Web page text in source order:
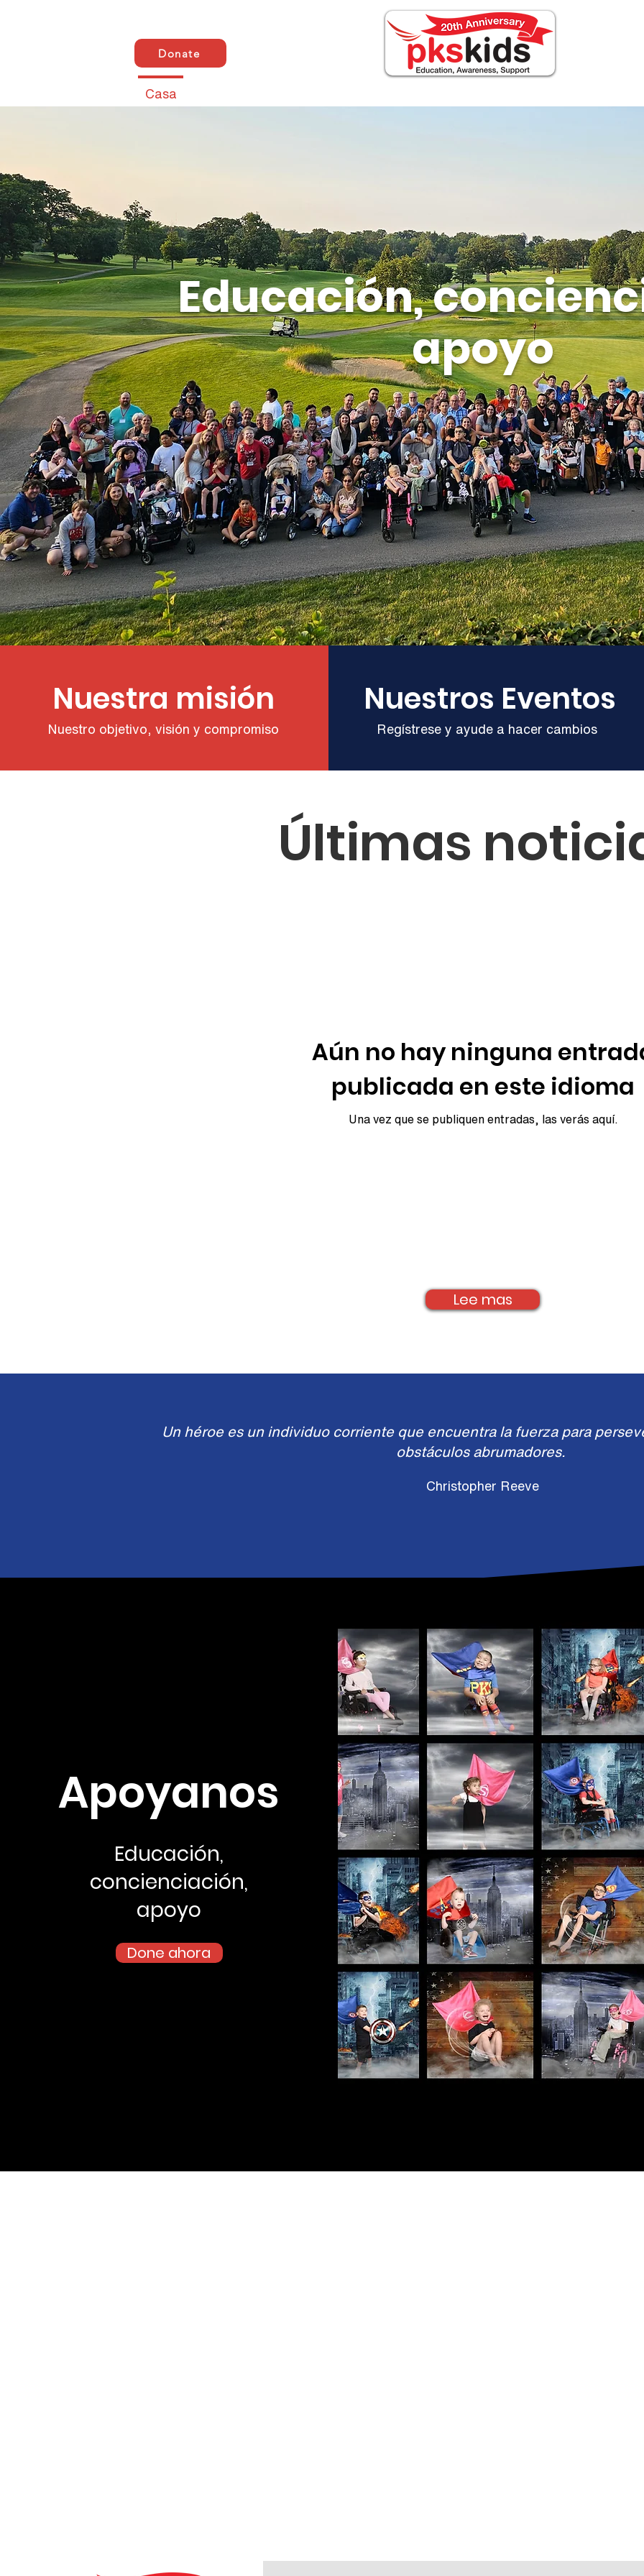
Donate
Casa
Educación,
apoyo
Nuestra misión
Nuestro objetivo, visión y compromiso
Nuestros Eventos
Regístrese y ayude a hacer cambios
Últimas
Aún no hay ninguna
publicada en este idioma
Una vez que se publiquen entradas, las verás aquí.
Lee mas
Un héroe es un individuo corriente que encuentra la fuerza para
obstáculos abrumadores.
Christopher Reeve
Apoyanos
Educación,
concienciación,
apoyo
Done ahora